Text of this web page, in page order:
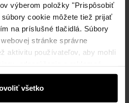
výberom položky "Prispôsobiť
cookie môžete tiež prijať
na príslušné tlačidlá. Súbory
stránke správne
aktivitu používateľov, aby mohli
o najnovších akciách v
Informácie o tom, ako používate
partnermi v oblasti sociálnych
všetko
údajov